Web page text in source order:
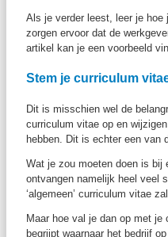
Als je verder leest, leer je
zorgen ervoor dat de
artikel kan je een voorbeeld
Stem je curriculum
Dit is misschien wel de
curriculum vitae op en
hebben. Dit is echter een van
Wat je zou moeten doen is bij
ontvangen namelijk heel veel
‘algemeen’ curriculum vitae
Maar hoe val je dan op met
begrijpt waarnaar het bedrijf